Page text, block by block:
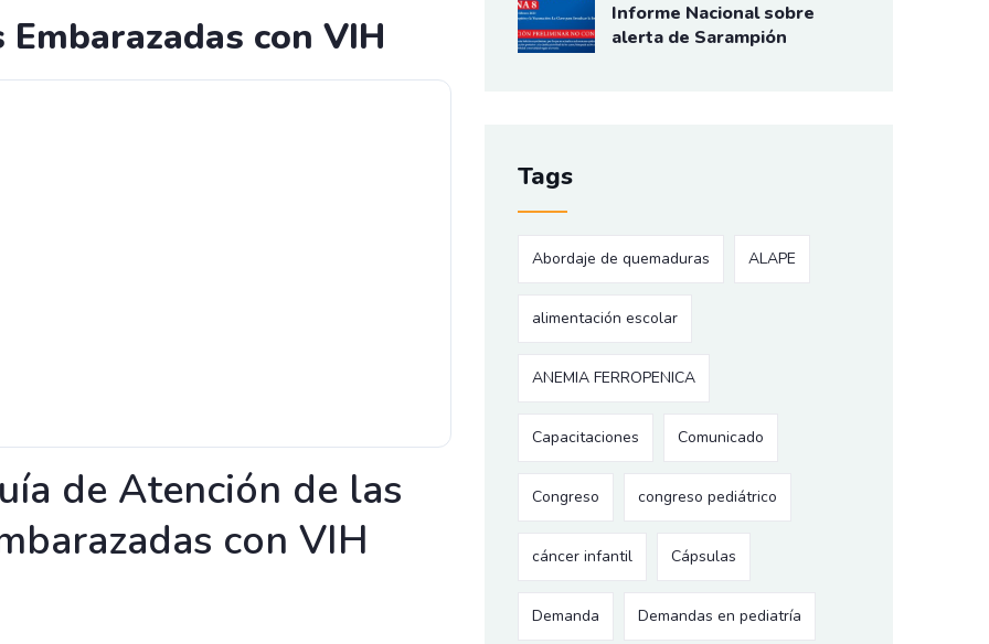
con VIH
de Atención de las
con VIH
Informe Nacional sobre
alerta de Sarampión
Tags
Abordaje de quemaduras ALAPE
alimentación escolar
ANEMIA FERROPENICA
Capacitaciones Comunicado
Congreso congreso pediátrico
cáncer infantil Cápsulas
Demanda Demandas en pediatría